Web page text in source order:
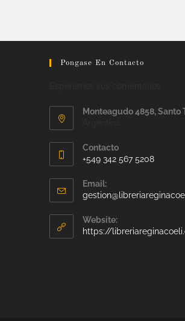
Pongase En Contacto
Monteagudo 4858, Santo
Contacto
+549 342 567 5208
Email:
Website:
https://